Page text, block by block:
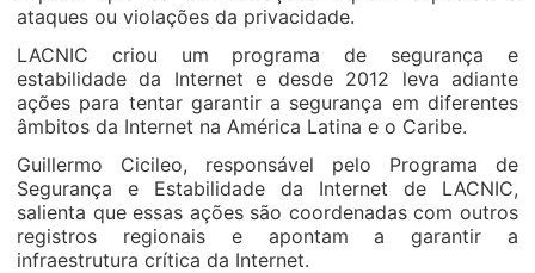
ataques ou violações da privacidade.
LACNIC criou um programa de segurança e
estabilidade da Internet e desde 2012 leva adiante
ações para tentar garantir a segurança em diferentes
âmbitos da Internet na América Latina e o Caribe.
Guillermo Cicileo, responsável pelo Programa de
Segurança e Estabilidade da Internet de LACNIC,
salienta que essas ações são coordenadas com outros
registros regionais e apontam a garantir a
infraestrutura crítica da Internet.